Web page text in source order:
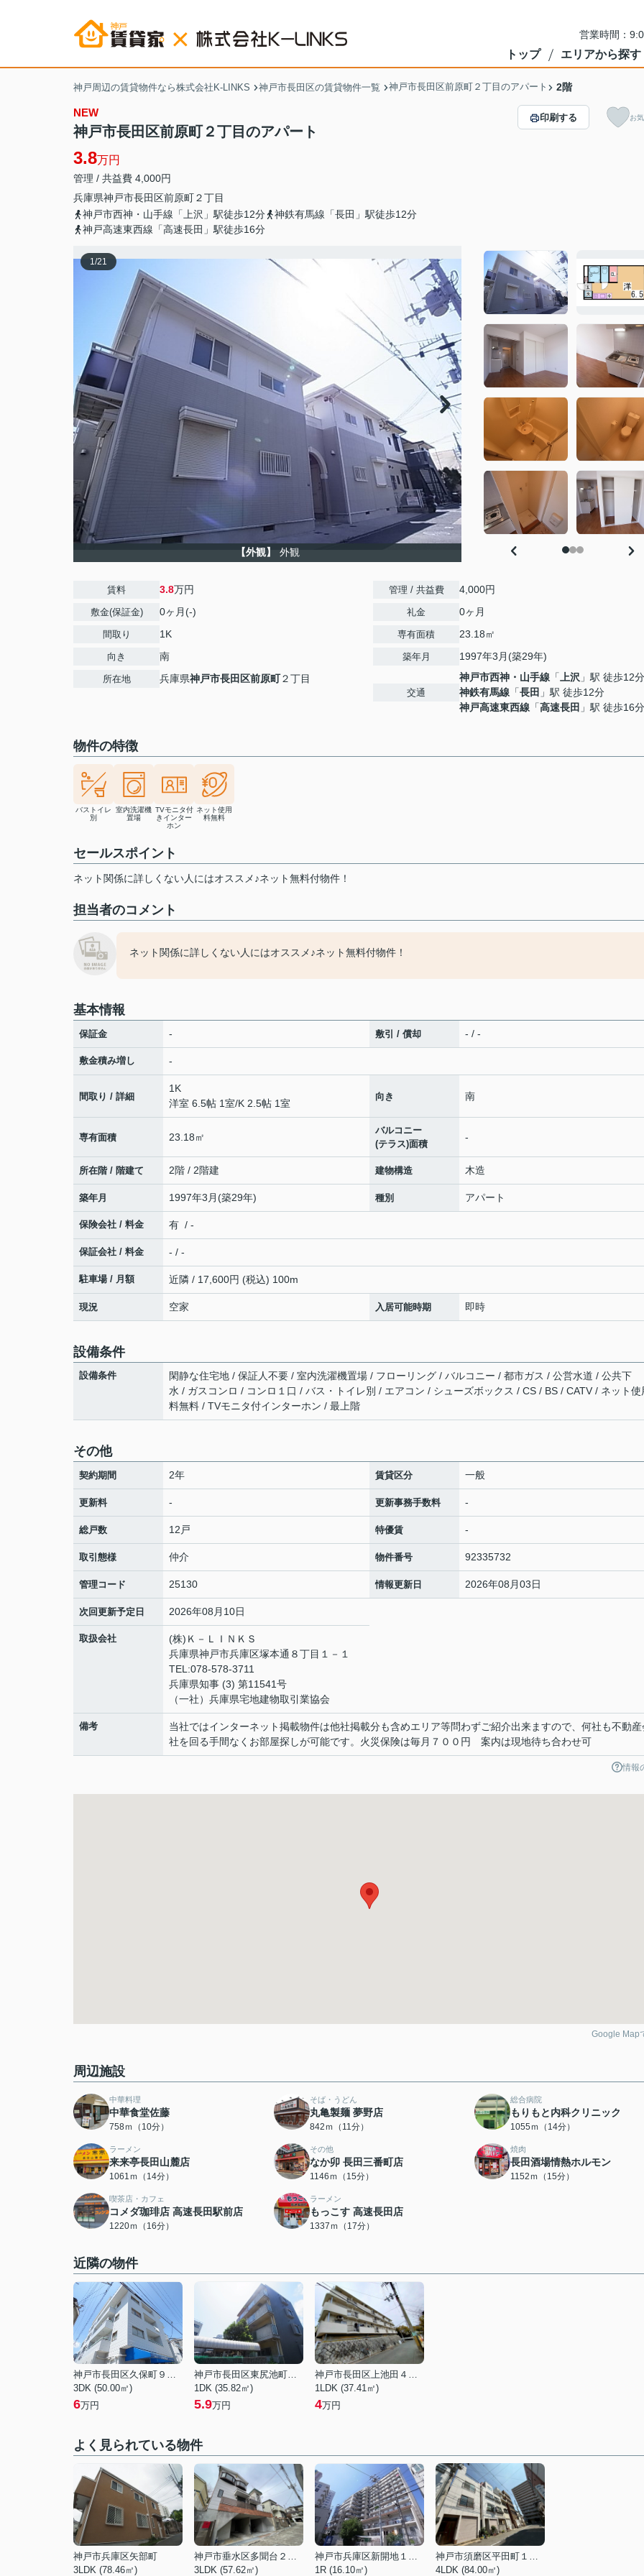
営業時間：
トップ エリアから探す
神戸周辺の賃貸物件なら株式会社K-LINKS 神戸市長田区の賃貸物件一覧 神戸市長田区前原町２丁目のアパート 2階
NEW
神戸市長田区前原町２丁目のアパート
3.8万円
管理 / 共益費 4,000円
兵庫県神戸市長田区前原町２丁目
神戸市西神・山手線「上沢」駅徒歩12分
神鉄有馬線「長田」駅徒歩12分
神戸高速東西線「高速長田」駅徒歩16分
印刷する お
1/21
【外観】 外観
賃料 3.8万円
敷金(保証金) 0ヶ月(-)
間取り 1K
向き 南
所在地 兵庫県神戸市長田区前原町２丁目
管理 / 共益費 4,000円
礼金 0ヶ月
専有面積 23.18㎡
築年月 1997年3月(築29年)
交通
神戸市西神・山手線 「 上沢 」駅 徒歩12分
神鉄有馬線 「長田 」駅 徒歩12分
神戸高速東西線 「高速長田 」駅 徒歩16分
物件の特徴
バストイレ
別
室内洗濯機
置場
TVモニタ付
きインター
ホン
ネット使用
料無料
セールスポイント
ネット関係に詳しくない人にはオススメ♪ネット無料付物件！
担当者のコメント
ネット関係に詳しくない人にはオススメ♪ネット無料付物件！
基本情報
保証金 - 敷引 / 償却 - / -
敷金積み増し -
間取り / 詳細
1K
洋室 6.5帖 1室/K 2.5帖 1室
向き 南
専有面積 23.18㎡
バルコニー
(テラス)面積
-
所在階 / 階建て 2階 / 2階建 建物構造 木造
築年月 1997年3月(築29年) 種別 アパート
保険会社 / 料金 有 / -
保証会社 / 料金 - / -
駐車場 / 月額 近隣 / 17,600円 (税込) 100m
現況 空家 入居可能時期 即時
設備条件
設備条件
閑静な住宅地 / 保証人不要 / 室内洗濯機置場 / フローリング / バルコニー / 都市ガス / 公営水道 / 公共下
水 / ガスコンロ / コンロ１口 / バス・トイレ別 / エアコン / シューズボックス / CS / BS / CATV / ネット使
料無料 / TVモニタ付インターホン / 最上階
その他
契約期間 2年 賃貸区分 一般
更新料 - 更新事務手数料 -
総戸数 12戸 特優賃 -
取引態様 仲介 物件番号 92335732
管理コード 25130 情報更新日 2026年08月03日
次回更新予定日 2026年08月10日
取扱会社
(株)Ｋ－ＬＩＮＫＳ
兵庫県神戸市兵庫区塚本通８丁目１－１
TEL:078-578-3711
兵庫県知事 (3) 第11541号
（一社）兵庫県宅地建物取引業協会
備考
当社ではインターネット掲載物件は他社掲載分も含めエリア等問わずご紹介出来ますので、何社も不動産
社を回る手間なくお部屋探しが可能です。火災保険は毎月７００円 案内は現地待ち合わせ可
情報
Google Map
周辺施設
中華料理
中華食堂佐藤
758ｍ（10分）
そば・うどん
丸亀製麺 夢野店
842ｍ（11分）
総合病院
もりもと内科クリニック
1055ｍ（14分）
ラーメン
来来亭長田山麓店
1061ｍ（14分）
その他
なか卯 長田三番町店
1146ｍ（15分）
焼肉
長田酒場情熱ホルモン
1152ｍ（15分）
喫茶店・カフェ
コメダ珈琲店 高速長田駅前店
1220ｍ（16分）
ラーメン
もっこす 高速長田店
1337ｍ（17分）
近隣の物件
神戸市長田区久保町９丁目
3DK (50.00㎡)
6万円
神戸市長田区東尻池町２丁目
1DK (35.82㎡)
5.9万円
神戸市長田区上池田４丁目
1LDK (37.41㎡)
4万円
よく見られている物件
神戸市兵庫区矢部町
3LDK (78.46㎡)
神戸市垂水区多聞台２丁目
3LDK (57.62㎡)
神戸市兵庫区新開地１丁目
1R (16.10㎡)
神戸市須磨区平田町１丁目
4LDK (84.00㎡)